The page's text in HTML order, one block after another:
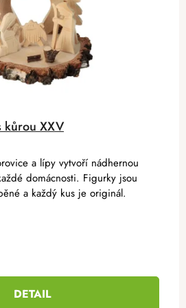
kůrou XXV
DETAIL
a lípy vytvoří nádhernou
domácnosti. Figurky jsou
a každý kus je originál.